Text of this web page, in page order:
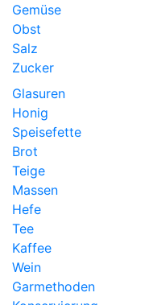
Gemüse
Obst
Salz
Zucker
Glasuren
Honig
Speisefette
Brot
Teige
Massen
Hefe
Tee
Kaffee
Wein
Garmethoden